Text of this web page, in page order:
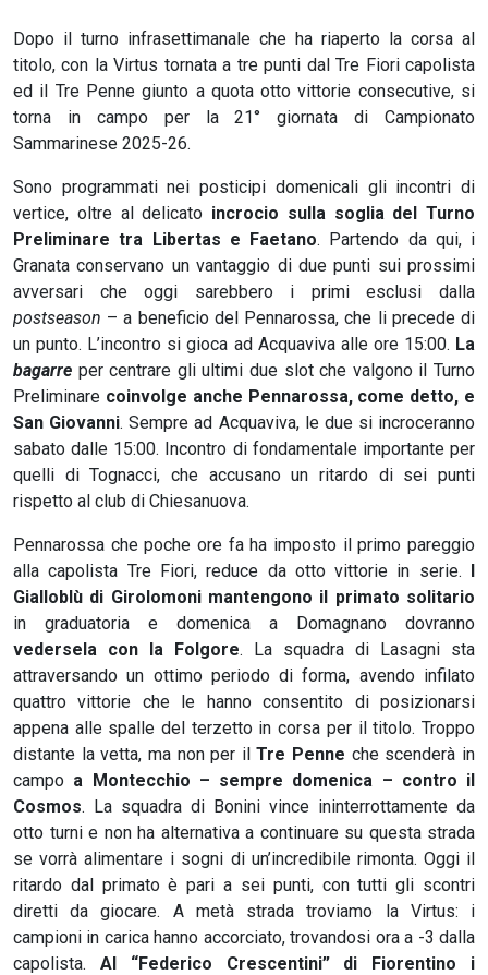
Dopo il turno infrasettimanale che ha riaperto la corsa al
titolo, con la Virtus tornata a tre punti dal Tre Fiori capolista
ed il Tre Penne giunto a quota otto vittorie consecutive, si
torna in campo per la 21° giornata di Campionato
Sammarinese 2025-26.
Sono programmati nei posticipi domenicali gli incontri di
vertice, oltre al delicato incrocio sulla soglia del Turno
Preliminare tra Libertas e Faetano. Partendo da qui, i
Granata conservano un vantaggio di due punti sui prossimi
avversari che oggi sarebbero i primi esclusi dalla
postseason – a beneficio del Pennarossa, che li precede di
un punto. L’incontro si gioca ad Acquaviva alle ore 15:00. La
bagarre per centrare gli ultimi due slot che valgono il Turno
Preliminare coinvolge anche Pennarossa, come detto, e
San Giovanni. Sempre ad Acquaviva, le due si incroceranno
sabato dalle 15:00. Incontro di fondamentale importante per
quelli di Tognacci, che accusano un ritardo di sei punti
rispetto al club di Chiesanuova.
Pennarossa che poche ore fa ha imposto il primo pareggio
alla capolista Tre Fiori, reduce da otto vittorie in serie. I
Gialloblù di Girolomoni mantengono il primato solitario
in graduatoria e domenica a Domagnano dovranno
vedersela con la Folgore. La squadra di Lasagni sta
attraversando un ottimo periodo di forma, avendo infilato
quattro vittorie che le hanno consentito di posizionarsi
appena alle spalle del terzetto in corsa per il titolo. Troppo
distante la vetta, ma non per ilTre Penne che scenderà in
campo a Montecchio – sempre domenica – contro il
Cosmos. La squadra di Bonini vince ininterrottamente da
otto turni e non ha alternativa a continuare su questa strada
se vorrà alimentare i sogni di un’incredibile rimonta. Oggi il
ritardo dal primato è pari a sei punti, con tutti gli scontri
diretti da giocare. A metà strada troviamo la Virtus: i
campioni in carica hanno accorciato, trovandosi ora a -3 dalla
capolista. Al “Federico Crescentini” di Fiorentino i